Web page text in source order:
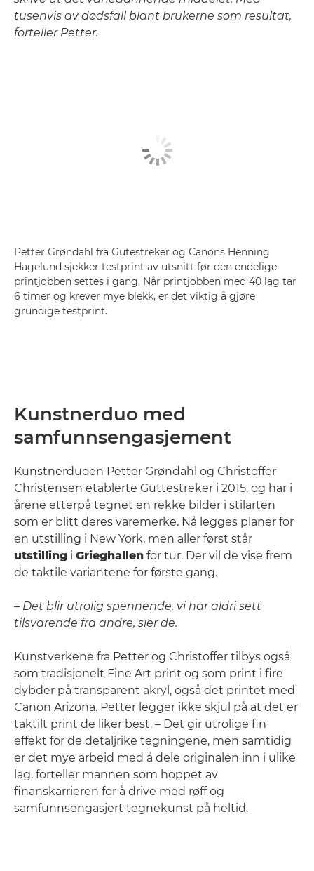
tusenvis av dødsfall blant brukerne som resultat,
forteller Petter.
Petter Grøndahl fra Gutestreker og Canons Henning
Hagelund sjekker testprint av utsnitt før den endelige
printjobben settes i gang. Når printjobben med 40 lag tar
6 timer og krever mye blekk, er det viktig å gjøre
grundige testprint.
Kunstnerduo med
samfunnsengasjement
Kunstnerduoen Petter Grøndahl og Christoffer
Christensen etablerte Guttestreker i 2015, og har i
årene etterpå tegnet en rekke bilder i stilarten
som er blitt deres varemerke. Nå legges planer for
en utstilling i New York, men aller først står
utstilling i Grieghallen for tur. Der vil de vise frem
de taktile variantene for første gang.
– Det blir utrolig spennende, vi har aldri sett
tilsvarende fra andre, sier de.
Kunstverkene fra Petter og Christoffer tilbys også
som tradisjonelt Fine Art print og som print i fire
dybder på transparent akryl, også det printet med
Canon Arizona. Petter legger ikke skjul på at det er
taktilt print de liker best. – Det gir utrolige fin
effekt for de detaljrike tegningene, men samtidig
er det mye arbeid med å dele originalen inn i ulike
lag, forteller mannen som hoppet av
finanskarrieren for å drive med røff og
samfunnsengasjert tegnekunst på heltid.